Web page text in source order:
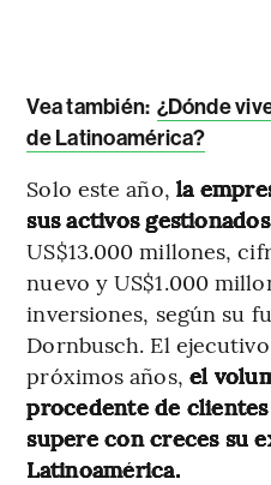
Vea también: ¿Dónde
de Latinoamérica?
Solo este año, la
sus activos
US$13.000 millones,
nuevo y US$1.000
inversiones, según su
Dornbusch. El
próximos años, el
procedente de
supere con creces su
Latinoamérica.